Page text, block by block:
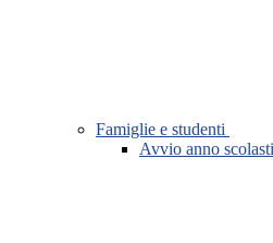
Famiglie e studenti
Avvio anno